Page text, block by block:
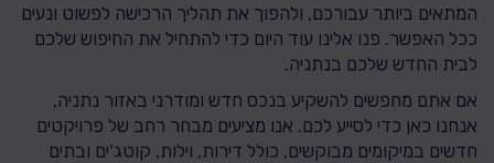
המתאים ביותר עבורכם, ולהפוך את תהליך הרכישה לפשוט ונעים
ככל האפשר. פנו אלינו עוד היום כדי להתחיל את החיפוש שלכם
לבית החדש שלכם בנתניה.
אם אתם מחפשים להשקיע בנכס חדש ומודרני באזור נתניה,
אנחנו כאן כדי לסייע לכם. אנו מציעים מבחר רחב של פרויקטים
חדשים במיקומים מבוקשים, כולל דירות, וילות, קוטג'ים ובתים